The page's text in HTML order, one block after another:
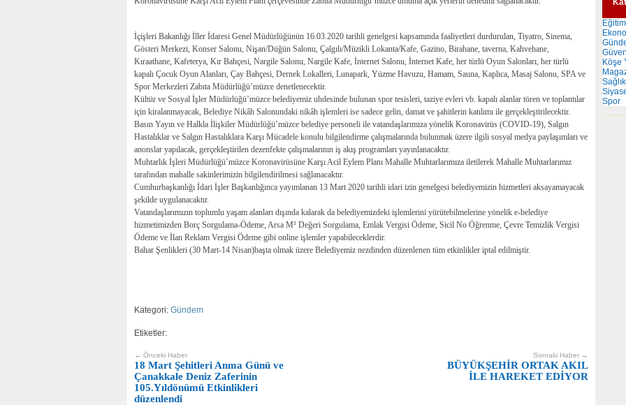
İçişleri Bakanlığı İller İdaresi Genel Müdürlüğünün 16.03.2020 tarihli genelgesi kapsamında faaliyetleri durdurulan, Tiyatro, Sinema,
Gösteri Merkezi, Konser Salonu, Nişan/Düğün Salonu, Çalgılı/Müzikli Lokanta/Kafe, Gazino, Birahane, taverna, Kahvehane,
Kıraathane, Kafeterya, Kır Bahçesi, Nargile Salonu, Nargile Kafe, İnternet Salonu, İnternet Kafe, her türlü Oyun Salonları, her türlü
kapalı Çocuk Oyun Alanları, Çay Bahçesi, Dernek Lokalleri, Lunapark, Yüzme Havuzu, Hamam, Sauna, Kaplıca, Masaj Salonu, SPA ve
Spor Merkezleri Zabıta Müdürlüğü’müzce denetlenecektir.
Kültür ve Sosyal İşler Müdürlüğü’müzce belediyemiz uhdesinde bulunan spor tesisleri, taziye evleri vb. kapalı alanlar tören ve toplantılar
için kiralanmayacak, Belediye Nikâh Salonundaki nikâh işlemleri ise sadece gelin, damat ve şahitlerin katılımı ile gerçekleştirilecektir.
Basın Yayın ve Halkla İlişkiler Müdürlüğü’müzce belediye personeli ile vatandaşlarımıza yönelik Koronavirüs (COVID-19), Salgın
Hastalıklar ve Salgın Hastalıklara Karşı Mücadele konulu bilgilendirme çalışmalarında bulunmak üzere ilgili sosyal medya paylaşımları ve
anonslar yapılacak, gerçekleştirilen dezenfekte çalışmalarının iş akış programları yayınlanacaktır.
Muhtarlık İşleri Müdürlüğü’müzce Koronavirüsüne Karşı Acil Eylem Planı Mahalle Muhtarlarımıza iletilerek Mahalle Muhtarlarımız
tarafından mahalle sakinlerimizin bilgilendirilmesi sağlanacaktır.
Cumhurbaşkanlığı İdari İşler Başkanlığınca yayımlanan 13 Mart 2020 tarihli idari izin genelgesi belediyemizin hizmetleri aksayamayacak
şekilde uygulanacaktır.
Vatandaşlarımızın toplumlu yaşam alanları dışında kalarak da belediyemizdeki işlemlerini yürütebilmelerine yönelik e-belediye
hizmetimizden Borç Sorgulama-Ödeme, Arsa M² Değeri Sorgulama, Emlak Vergisi Ödeme, Sicil No Öğrenme, Çevre Temizlik Vergisi
Ödeme ve İlan Reklam Vergisi Ödeme gibi online işlemler yapabileceklerdir.
Bahar Şenlikleri (30 Mart-14 Nisan)başta olmak üzere Belediyemiz nezdinden düzenlenen tüm etkinlikler iptal edilmiştir.
Kategori: Gündem
Etiketler:
Sonraki Haber →
BÜYÜKŞEHİR ORTAK AKIL
İLE HAREKET EDİYOR
← Önceki Haber
18 Mart Şehitleri Anma Günü ve
Çanakkale Deniz Zaferinin
105.Yıldönümü Etkinlikleri
düzenlendi
Eğitim
Köşe
Sağlık
Spor